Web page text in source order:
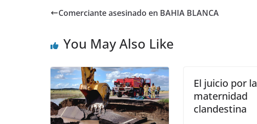
Comerciante asesinado en BAHIA BLANCA
You May Also Like
El juicio por la
maternidad
clandestina